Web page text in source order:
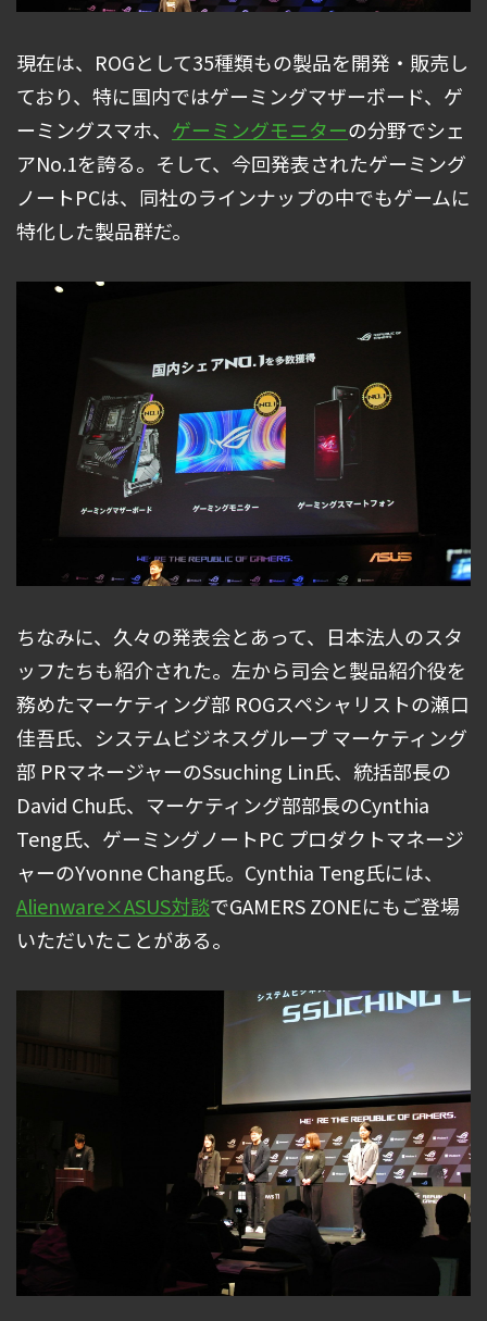
現在は、ROGとして35種類もの製品を開発・販売し
ており、特に国内ではゲーミングマザーボード、ゲ
ーミングスマホ、 ゲーミングモニターの分野でシェ
アNo.1を誇る。そして、今回発表されたゲーミング
ノートPCは、同社のラインナップの中でもゲームに
特化した製品群だ。
ちなみに、久々の発表会とあって、日本法人のスタ
ッフたちも紹介された。左から司会と製品紹介役を
務めたマーケティング部 ROGスペシャリストの瀬口
佳吾氏、システムビジネスグループ マーケティング
部 PRマネージャーのSsuching Lin氏、統括部長の
David Chu氏、マーケティング部部長のCynthia
Teng氏、ゲーミングノートPC プロダクトマネージ
ャーのYvonne Chang氏。Cynthia Teng氏には、
Alienware×ASUS対談でGAMERS ZONEにもご登場
いただいたことがある。